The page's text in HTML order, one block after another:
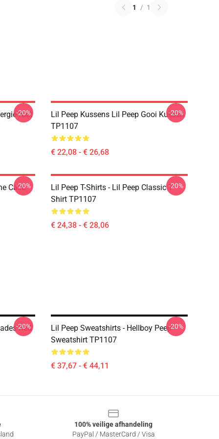
1 / 1
Niet
-20%
Lil Peep Kussens Lil Peep Gooi Kussen
TP1107
€ 22,08 - € 26,68
-20%
Case
-20%
Lil Peep T-Shirts - Lil Peep Classic T-
Shirt TP1107
€ 24,38 - € 28,06
-20%
Red
-20%
Lil Peep Sweatshirts - Hellboy Peep
Sweatshirt TP1107
€ 37,67 - € 44,11
-20%
100% veilige afhandeling
PayPal / MasterCard / Visa